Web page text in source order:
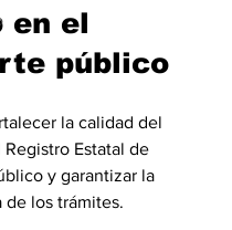
en el
público
la calidad del
Estatal de
y garantizar la
de los trámites.